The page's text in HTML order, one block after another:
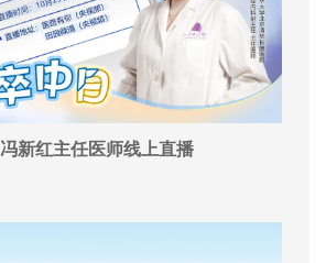
冯新红主任医师线上直播